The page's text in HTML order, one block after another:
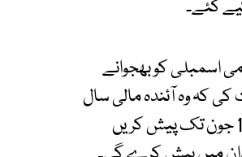
کی سفارشات قومی اسمبلی کو بھجوانے
کہ وہ آئندہ مالی سال
سے متعلق اپنی سفارشات سینیٹ قائمہ کمیٹی فنانس کو پیر کے روز 15 جون تک پیش کریں